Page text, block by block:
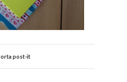
post-it